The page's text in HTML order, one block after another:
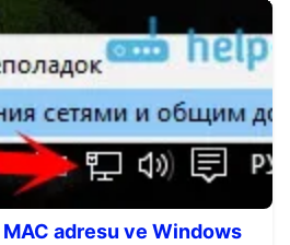
adresu ve Windows